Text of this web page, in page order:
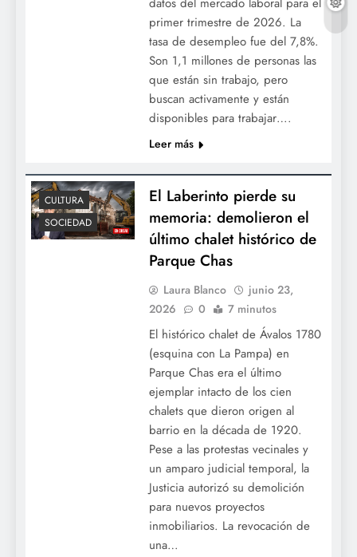
primer trimestre de 2026. La
tasa de desempleo fue del 7,8%.
Son 1,1 millones de personas las
que están sin trabajo, pero
buscan activamente y están
disponibles para trabajar….
Leer más
CULTURA
SOCIEDAD
El Laberinto pierde su
memoria: demolieron el
último chalet histórico de
Parque Chas
Laura Blanco
junio 23,
2026
0 7 minutos
El histórico chalet de Ávalos 1780
(esquina con La Pampa) en
Parque Chas era el último
ejemplar intacto de los cien
chalets que dieron origen al
barrio en la década de 1920.
Pese a las protestas vecinales y
un amparo judicial temporal, la
Justicia autorizó su demolición
para nuevos proyectos
inmobiliarios. La revocación de
una…